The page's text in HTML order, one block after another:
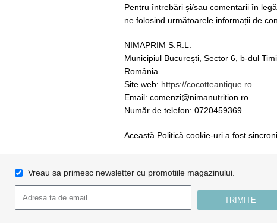
Pentru întrebări și/sau comentarii în
ne folosind următoarele informații de
NIMAPRIM S.R.L.
Municipiul Bucureşti, Sector 6, b-dul
România
Site web: https://cocotteantique.ro
Email: comenzi@nimanutrition.ro
Număr de telefon: 0720459369
Această Politică cookie-uri a fost
Vreau sa primesc newsletter cu promotiile magazinului.
TRIMITE